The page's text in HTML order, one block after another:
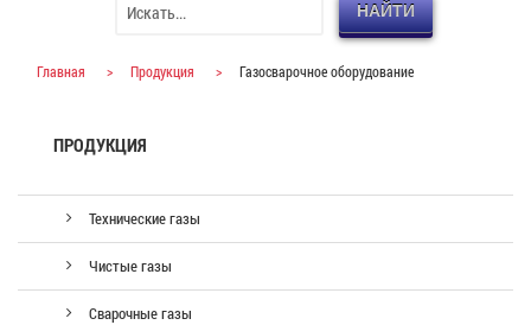
НАЙТИ
Главная > Продукция > Газосварочное оборудование
ПРОДУКЦИЯ
Технические газы
Чистые газы
Сварочные газы